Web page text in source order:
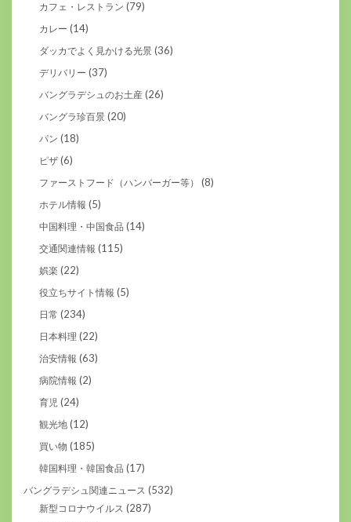
カフェ・レストラン (79)
カレー (14)
ダッカでよく見かける光景 (36)
デリバリー (37)
バングラデシュのお土産 (26)
バングラ珍百景 (20)
パン (18)
ピザ (6)
ファーストフード（ハンバーガー等） (8)
ホテル情報 (5)
中国料理・中国食品 (14)
交通関連情報 (115)
娯楽 (22)
役立ちサイト情報 (5)
日常 (234)
日本料理 (22)
治安情報 (63)
病院情報 (2)
育児 (24)
観光地 (12)
買い物 (185)
韓国料理・韓国食品 (17)
バングラデシュ関連ニュース (532)
新型コロナウイルス (287)